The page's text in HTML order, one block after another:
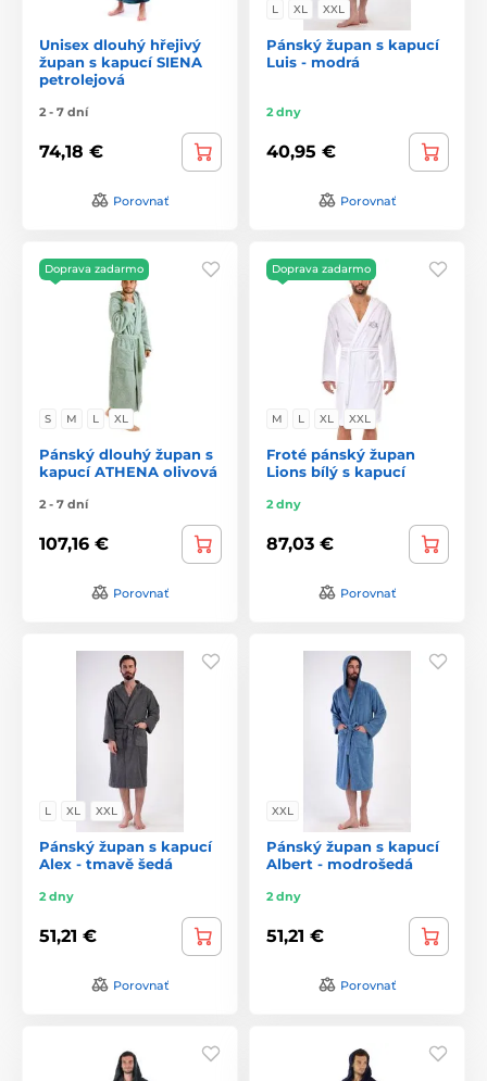
Unisex dlouhý hřejivý
župan s kapucí SIENA
petrolejová
2 - 7 dní
74,18 €
Porovnať
L XL XXL
Pánský župan s kapucí
Luis - modrá
2 dny
40,95 €
Porovnať
Doprava zadarmo
S M L XL
Pánský dlouhý župan s
kapucí ATHENA olivová
2 - 7 dní
107,16 €
Porovnať
Doprava zadarmo
M L XL XXL
Froté pánský župan
Lions bílý s kapucí
2 dny
87,03 €
Porovnať
L XL XXL
Pánský župan s kapucí
Alex - tmavě šedá
2 dny
51,21 €
Porovnať
XXL
Pánský župan s kapucí
Albert - modrošedá
2 dny
51,21 €
Porovnať